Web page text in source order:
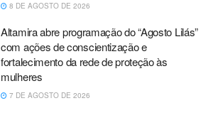
8 DE AGOSTO DE 2026
Altamira abre programação do “Agosto Lilás”
com ações de conscientização e
fortalecimento da rede de proteção às
mulheres
7 DE AGOSTO DE 2026